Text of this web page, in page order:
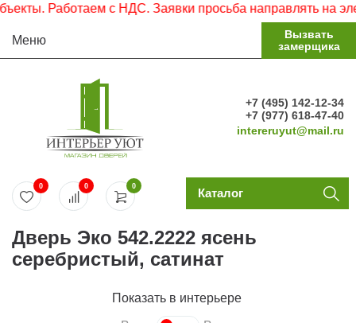
Работаем с НДС. Заявки просьба направлять на
Меню
Вызвать
замерщика
+7 (495) 142-12-34
+7 (977) 618-47-40
intereruyut@mail.ru
0
0 0 Каталог
Дверь Эко 542.2222 ясень
серебристый, сатинат
Показать в интерьере